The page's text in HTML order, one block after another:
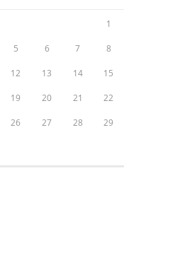
1
5 6 7 8
12 13 14 15
19 20 21 22
26 27 28 29